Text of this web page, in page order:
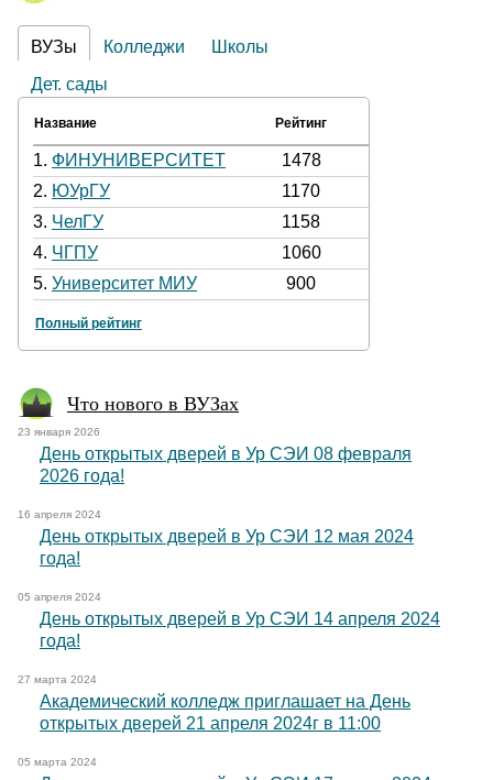
ВУЗы Колледжи
Школы
Дет. сады
Название Рейтинг
1. ФИНУНИВЕРСИТЕТ
1478
2. ЮУрГУ
1170
3. ЧелГУ
1158
4. ЧГПУ
1060
5. Университет МИУ 900
Полный рейтинг
Что нового в ВУЗах
23 января 2026
День открытых дверей в Ур СЭИ 08 февраля
2026 года!
16 апреля 2024
День открытых дверей в Ур СЭИ 12 мая 2024
года!
05 апреля 2024
День открытых дверей в Ур СЭИ 14 апреля 2024
года!
27 марта 2024
Академический колледж приглашает на День
открытых дверей 21 апреля 2024г в 11:00
05 марта 2024